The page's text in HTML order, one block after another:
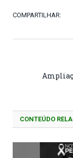
COMPARTILHAR:
CONTEÚDO